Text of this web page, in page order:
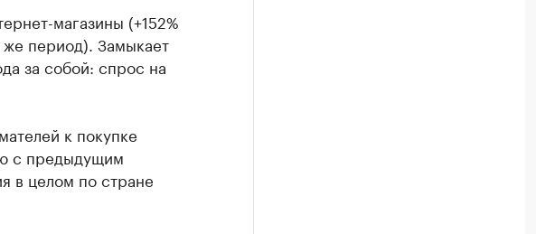
магазины (+152%
же период). Замыкает
за собой: спрос на
к покупке
с предыдущим
в целом по стране